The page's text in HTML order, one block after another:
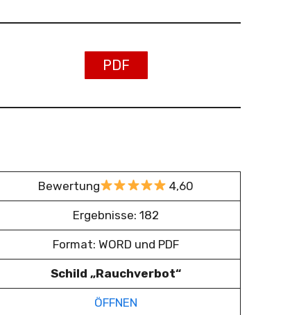
PDF
Bewertung 4,60
Ergebnisse: 182
Format: WORD und PDF
Schild „Rauchverbot“
ÖFFNEN